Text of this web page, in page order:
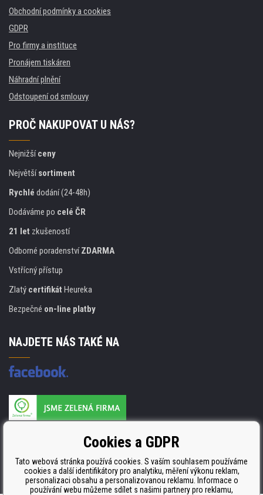
Obchodní podmínky a cookies
GDPR
Pro firmy a instituce
Pronájem tiskáren
Náhradní plnění
Odstoupení od smlouvy
PROČ NAKUPOVAT U NÁS?
Nejnižšíceny
Největšísortiment
Rychlé dodání (24-48h)
Dodáváme po celé ČR
21 let zkušeností
Odborné poradenstvíZDARMA
Vstřícný přístup
Zlatý certifikát Heureka
Bezpečné on-line platby
NAJDETE NÁS TAKÉ NA
ISO 9001. ISO 14001 a STMC.Cookies a GDPR
Tato webová stránka používá cookies. S vaším souhlasem používáme
cookies a další identifikátory pro analytiku, měření výkonu reklam,
personalizaci obsahu a personalizovanou reklamu. Informace o
používání webu můžeme sdílet s našimi partnery pro reklamu,